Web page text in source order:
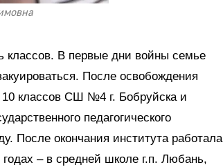
классов. В первые дни войны семье
После освобождения
10 классов СШ №4 г. Бобруйска и
педагогического
После окончания института работала
– в средней школе г.п. Любань,